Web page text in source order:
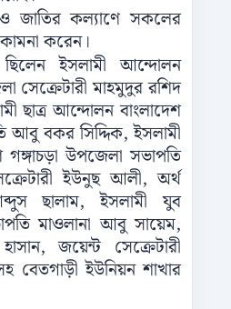
জাতির কল্যাণে সকলের
করেন।
ইসলামী আন্দোলন
সেক্রেটারী মাহমুদুর রশিদ
ছাত্র আন্দোলন বাংলাদেশ
আবু বকর সিদ্দিক, ইসলামী
উপজেলা সভাপতি
ইউনুছ আলী, অর্থ
ছালাম, ইসলামী যুব
মাওলানা আবু সায়েম,
জয়েন্ট সেক্রেটারী
বেতগাড়ী ইউনিয়ন শাখার